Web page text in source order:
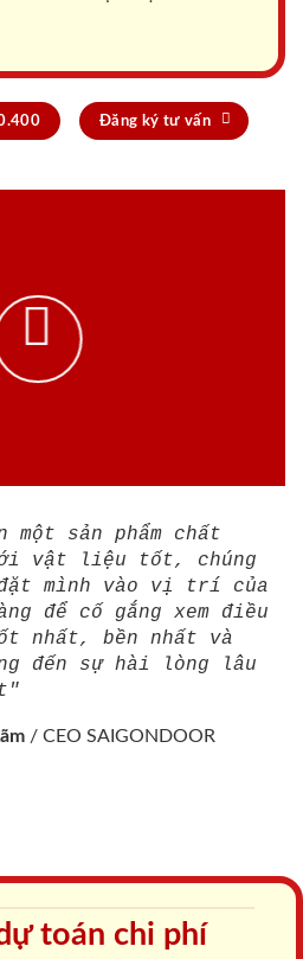
Đăng ký tư vấn
một sản phẩm chất
vật liệu tốt, chúng
mình vào vị trí của
để cố gắng xem điều
nhất, bền nhất và
đến sự hài lòng lâu
/ CEO SAIGONDOOR
toán chi phí